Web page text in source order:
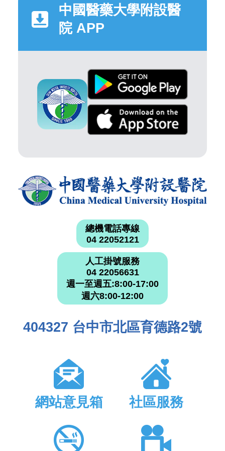
中國醫藥大學附設醫
院 APP
總機電話專線
04 22052121
人工掛號服務
04 22056631
週一至週五:8:00-17:00
週六8:00-12:00
404327 台中市北區育德路2號
網站意見箱 社區服務